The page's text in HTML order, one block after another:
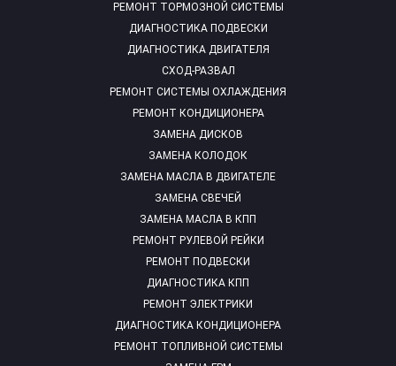
РЕМОНТ ТОРМОЗНОЙ СИСТЕМЫ
ДИАГНОСТИКА ПОДВЕСКИ
ДИАГНОСТИКА ДВИГАТЕЛЯ
СХОД-РАЗВАЛ
РЕМОНТ СИСТЕМЫ ОХЛАЖДЕНИЯ
РЕМОНТ КОНДИЦИОНЕРА
ЗАМЕНА ДИСКОВ
ЗАМЕНА КОЛОДОК
ЗАМЕНА МАСЛА В ДВИГАТЕЛЕ
ЗАМЕНА СВЕЧЕЙ
ЗАМЕНА МАСЛА В КПП
РЕМОНТ РУЛЕВОЙ РЕЙКИ
РЕМОНТ ПОДВЕСКИ
ДИАГНОСТИКА КПП
РЕМОНТ ЭЛЕКТРИКИ
ДИАГНОСТИКА КОНДИЦИОНЕРА
РЕМОНТ ТОПЛИВНОЙ СИСТЕМЫ